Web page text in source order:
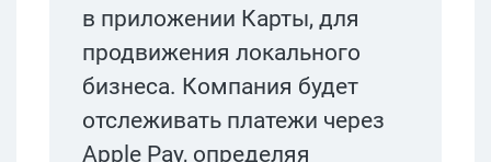
в приложении Карты, для
продвижения локального
бизнеса. Компания будет
отслеживать платежи через
Apple Pay, определяя